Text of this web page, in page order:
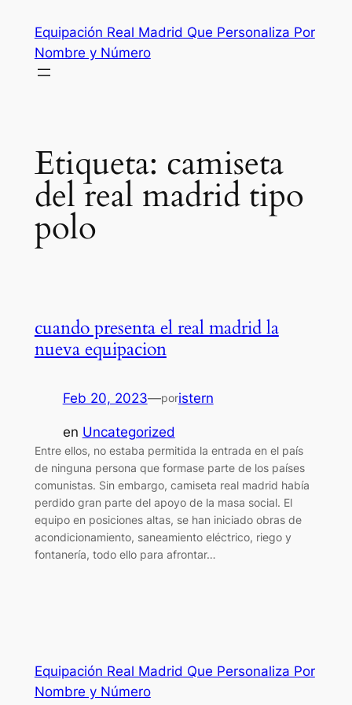
contenido
Equipación Real Madrid Que Personaliza Por
Nombre y Número
Etiqueta: camiseta
del real madrid tipo
polo
cuando presenta el real madrid la
nueva equipacion
Feb 20, 2023—poristern
en Uncategorized
Entre ellos, no estaba permitida la entrada en el país
de ninguna persona que formase parte de los países
comunistas. Sin embargo, camiseta real madrid había
perdido gran parte del apoyo de la masa social. El
equipo en posiciones altas, se han iniciado obras de
acondicionamiento, saneamiento eléctrico, riego y
fontanería, todo ello para afrontar…
Equipación Real Madrid Que Personaliza Por
Nombre y Número